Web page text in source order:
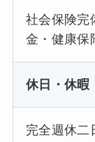
社会保険完
金・健康保
休日・休暇
完全週休二